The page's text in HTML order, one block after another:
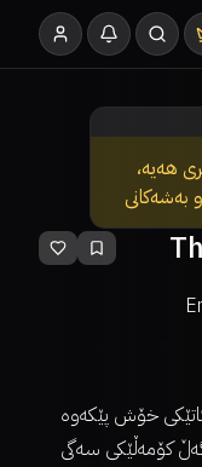
هەیە،
بەشەکانی
خۆش پێکەوە
کۆمەڵێکی سەگی